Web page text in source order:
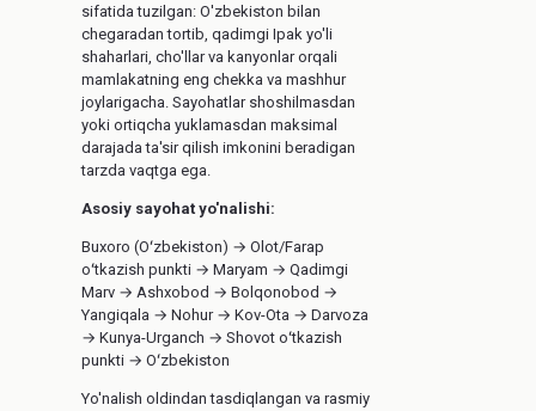
sifatida tuzilgan: O'zbekiston bilan
chegaradan tortib, qadimgi Ipak yo'li
shaharlari, cho'llar va kanyonlar orqali
mamlakatning eng chekka va mashhur
joylarigacha. Sayohatlar shoshilmasdan
yoki ortiqcha yuklamasdan maksimal
darajada ta'sir qilish imkonini beradigan
tarzda vaqtga ega.
Asosiy sayohat yo'nalishi:
Buxoro (Oʻzbekiston) → Olot/Farap
oʻtkazish punkti → Maryam → Qadimgi
Marv → Ashxobod → Bolqonobod →
Yangiqala → Nohur → Kov-Ota → Darvoza
→ Kunya-Urganch → Shovot oʻtkazish
punkti → Oʻzbekiston
Yo'nalish oldindan tasdiqlangan va rasmiy